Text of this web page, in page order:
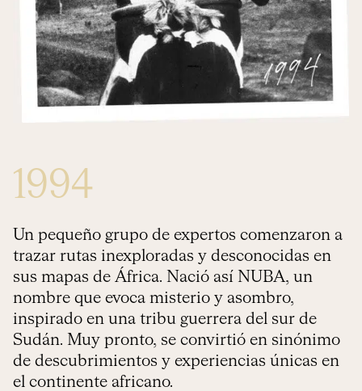
1994
Un pequeño grupo de expertos comenzaron a
trazar rutas inexploradas y desconocidas en
sus mapas de África. Nació así NUBA, un
nombre que evoca misterio y asombro,
inspirado en una tribu guerrera del sur de
Sudán. Muy pronto, se convirtió en sinónimo
de descubrimientos y experiencias únicas en
el continente africano.